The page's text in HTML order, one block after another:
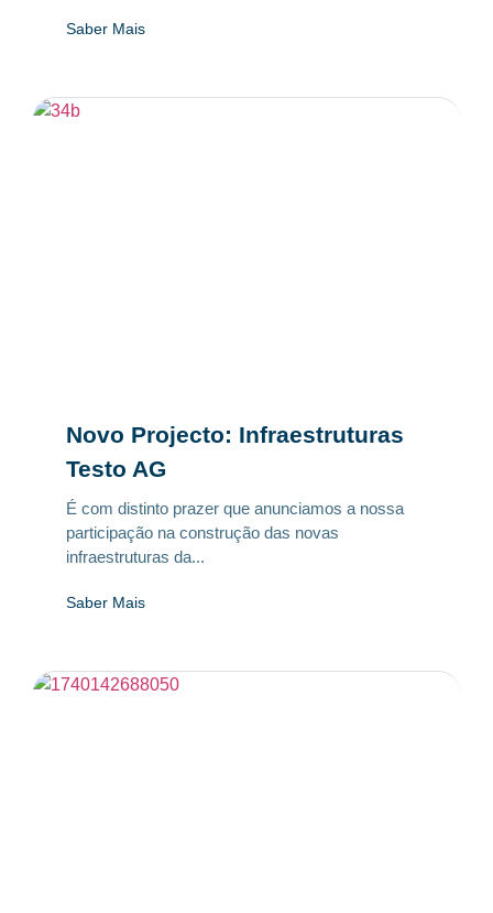
Saber Mais
Novo Projecto: Infraestruturas
Testo AG
É com distinto prazer que anunciamos a nossa
participação na construção das novas
infraestruturas da...
Saber Mais